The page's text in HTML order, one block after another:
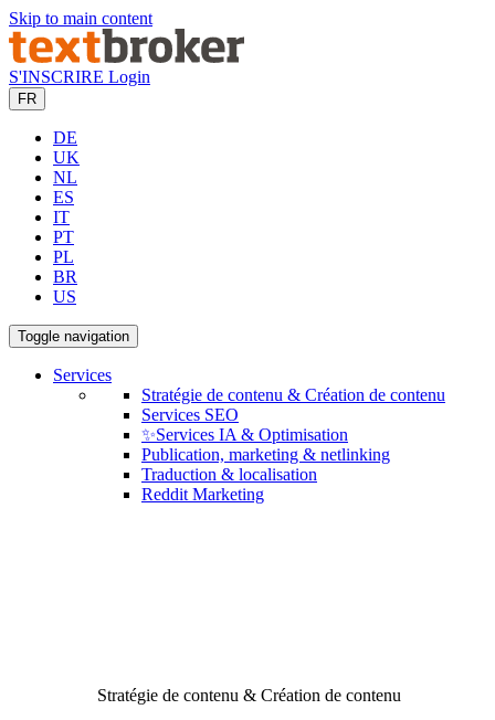
Skip to main content
S'INSCRIRE Login
FR
DE
UK
NL
ES
IT
PT
PL
BR
US
Toggle navigation
Services
Stratégie de contenu & Création de contenu
Services SEO
✨Services IA & Optimisation
Publication, marketing & netlinking
Traduction & localisation
Reddit Marketing
Stratégie de contenu & Création de contenu